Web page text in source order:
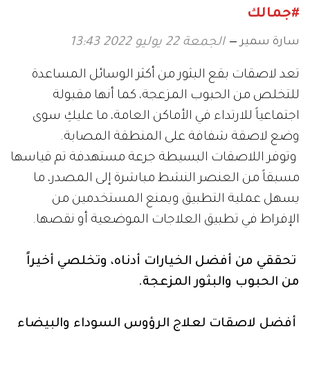
#جمالك
سارة سمير الجمعة 22 يوليو 2022 13:43
تعد لاصقات بقع البثور من أكثر الوسائل المساعدة
للتخلص من الحبوب المزعجة، كما أنها مقبولة
اجتماعياً للارتداء في الأماكن العامة، ما عليكِ سوى
وضع لاصقة شفافة على المنطقة المصابة.
وتوفر اللاصقات البسيطة جرعة مستهدفة تم قياسها
مسبقاً من العنصر النشط مباشرة إلى المصدر، ما
يسهل عملية التطبيق ويمنع المستخدمين من
الإفراط في تطبيق العلاجات الموضعية أو نقصها.
تحققي من أفضل الخيارات أدناه، وتخلصي أخيراً
من الحبوب والبثور المزعجة.
أفضل لاصقات لعلاج الرؤوس السوداء والبيضاء